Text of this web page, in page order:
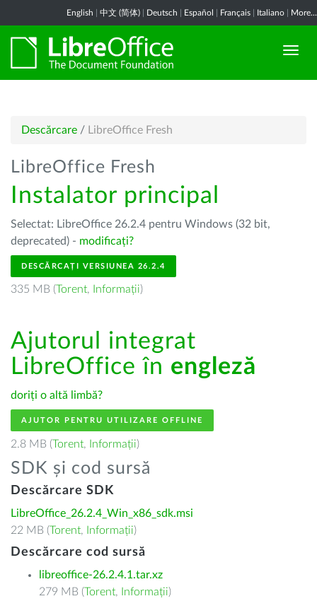
English 中文 (简体) Deutsch Español Français Italiano More...
Descărcare / LibreOffice Fresh
LibreOffice Fresh
Instalator principal
Selectat: LibreOffice 26.2.4 pentru Windows (32 bit,
deprecated) - modificați?
DESCĂRCAȚI VERSIUNEA 26.2.4
335 MB (Torent, Informații)
Ajutorul integrat
LibreOffice în engleză
doriți o altă limbă?
AJUTOR PENTRU UTILIZARE OFFLINE
2.8 MB (Torent, Informații)
SDK și cod sursă
Descărcare SDK
LibreOffice_26.2.4_Win_x86_sdk.msi
22 MB (Torent, Informații)
Descărcare cod sursă
libreoffice-26.2.4.1.tar.xz
279 MB (Torent, Informații)